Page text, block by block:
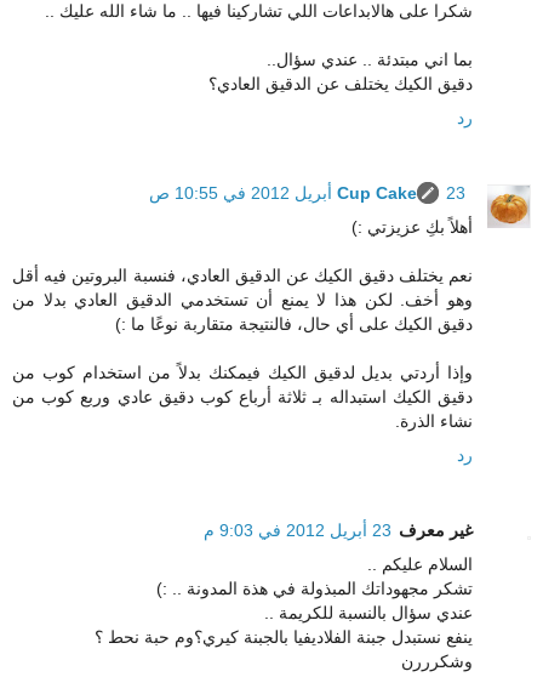
شكرا على هالابداعات اللي تشاركينا فيها .. ما شاء الله عليك ..
بما اني مبتدئة .. عندي سؤال..
دقيق الكيك يختلف عن الدقيق العادي؟
رد
Cup Cake
23 أبريل 2012 في 10:55 ص
أهلاً بكِ عزيزتي :)
نعم يختلف دقيق الكيك عن الدقيق العادي، فنسبة البروتين فيه أقل
وهو أخف. لكن هذا لا يمنع أن تستخدمي الدقيق العادي بدلا من
دقيق الكيك على أي حال، فالنتيجة متقاربة نوعًا ما :)
وإذا أردتي بديل لدقيق الكيك فيمكنك بدلاً من استخدام كوب من
دقيق الكيك استبداله بـ ثلاثة أرباع كوب دقيق عادي وربع كوب من
نشاء الذرة.
رد
غير معرف 23 أبريل 2012 في 9:03 م
السلام عليكم ..
تشكر مجهوداتك المبذولة في هذة المدونة .. :)
عندي سؤال بالنسبة للكريمة ..
ينفع نستبدل جبنة الفلاديفيا بالجبنة كيري؟وم حبة نحط ؟
وشكرررن